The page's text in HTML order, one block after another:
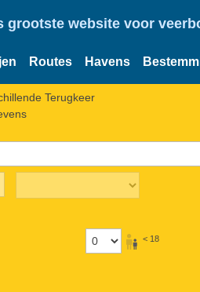
grootste website voor
Routes Havens
Terugkeer
< 18